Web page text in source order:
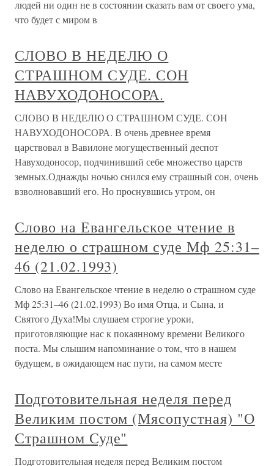
людей ни один не в состоянии сказать вам от своего ума,
что будет с миром в
СЛОВО В НЕДЕЛЮ О
СТРАШНОМ СУДЕ. СОН
НАВУХОДОНОСОРА.
СЛОВО В НЕДЕЛЮ О СТРАШНОМ СУДЕ. СОН
НАВУХОДОНОСОРА. В очень древнее время
царствовал в Вавилоне могущественный деспот
Навуходоносор, подчинивший себе множество царств
земных.Однажды ночью снился ему страшный сон, очень
взволновавший его. Но проснувшись утром, он
Слово на Евангельское чтение в
неделю о страшном суде Мф 25:31–
46 (21.02.1993)
Слово на Евангельское чтение в неделю о страшном суде
Мф 25:31–46 (21.02.1993) Во имя Отца, и Сына, и
Святого Духа!Мы слушаем строгие уроки,
приготовляющие нас к покаянному времени Великого
поста. Мы слышим напоминание о том, что в нашем
будущем, в ожидающем нас пути, на самом месте
Подготовительная неделя перед
Великим постом (Мясопустная) "О
Страшном Суде"
Подготовительная неделя перед Великим постом